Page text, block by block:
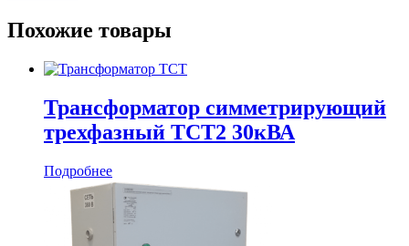
Похожие товары
Трансформатор симметрирующий
трехфазный ТСТ2 30кВА
Подробнее